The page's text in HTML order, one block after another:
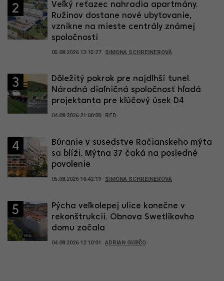
2
Veľký reťazec nahradia apartmány.
Ružinov dostane nové ubytovanie,
vznikne na mieste centrály známej
spoločnosti
05.08.2026 13:15:27 SIMONA SCHREINEROVÁ
3
Dôležitý pokrok pre najdlhší tunel.
Národná diaľničná spoločnosť hľadá
projektanta pre kľúčový úsek D4
04.08.2026 21:00:00 RED
4
Búranie v susedstve Račianskeho mýta
sa blíži. Mýtna 37 čaká na posledné
povolenie
05.08.2026 16:42:19 SIMONA SCHREINEROVÁ
5
Pýcha veľkolepej ulice konečne v
rekonštrukcii. Obnova Swetlikovho
domu začala
04.08.2026 12:10:01 ADRIAN GUBČO